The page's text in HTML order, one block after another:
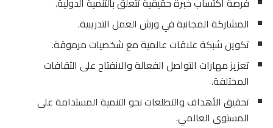
المشاركة المجانية في ورش العمل التدريبية.
تكوين شبكة علاقات عالمية مع شخصيات مرموقة.
تعزيز مهارات التواصل الفعالة والانفتاح على الثقافات
المختلفة.
تحقيق الأهداف والتطلعات نحو التنمية المستدامة على
المستوى العالمي.